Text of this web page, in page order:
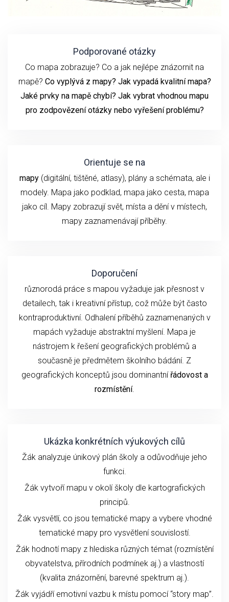
Podporované otázky
Co mapa zobrazuje? Co a jak nejlépe znázornit na
mapě? Co vyplývá z mapy? Jak vypadá kvalitní mapa?
Jaké prvky na mapě chybí? Jak vybrat vhodnou mapu
pro zodpovězení otázky nebo vyřešení problému?
Orientuje se na
mapy(digitální, tištěné, atlasy), plány a schémata, ale i
modely. Mapa jako podklad, mapa jako cesta, mapa
jako cíl. Mapy zobrazují svět, místa a dění v místech,
mapy zaznamenávají příběhy.
Doporučení
různorodá práce s mapou vyžaduje jak přesnost v
detailech, tak i kreativní přístup, což může být často
kontraproduktivní. Odhalení příběhů zaznamenaných v
mapách vyžaduje abstraktní myšlení. Mapa je
nástrojem k řešení geografických problémů a
současně je předmětem školního bádání. Z
geografických konceptů jsou dominantní řádovost a
rozmístění.
Ukázka konkrétních výukových cílů
Žák analyzuje únikový plán školy a odůvodňuje jeho
funkci.
Žák vytvoří mapu v okolí školy dle kartografických
principů.
Žák vysvětlí, co jsou tematické mapy a vybere vhodné
tematické mapy pro vysvětlení souvislostí.
Žák hodnotí mapy z hlediska různých témat (rozmístění
obyvatelstva, přírodních podmínek aj.) a vlastností
(kvalita znázornění, barevné spektrum aj.).
Žák vyjádří emotivní vazbu k místu pomocí “story map”.